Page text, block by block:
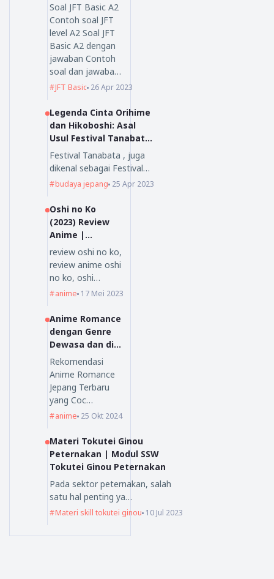
Soal JFT Basic A2
Contoh soal JFT
level A2 Soal JFT
Basic A2 dengan
jawaban Contoh
soal dan jawaba…
JFT Basic 26 Apr 2023
Legenda Cinta Orihime
dan Hikoboshi: Asal
Usul Festival Tanabata
yang Mengagumkan
Festival Tanabata , juga
dikenal sebagai Festival…
budaya jepang 25 Apr 2023
Oshi no Ko
(2023) Review
Anime |
Nihongoenak.ne
t
review oshi no ko,
review anime oshi
no ko, oshi…
anime 17 Mei 2023
Anime Romance
dengan Genre
Dewasa dan di
Sukai Oleh
Orang Dewasa
Rekomendasi
Anime Romance
Jepang Terbaru
yang Coc…
anime 25 Okt 2024
Materi Tokutei Ginou
Peternakan | Modul SSW
Tokutei Ginou Peternakan
Pada sektor peternakan, salah
satu hal penting ya…
Materi skill tokutei ginou 10 Jul 2023